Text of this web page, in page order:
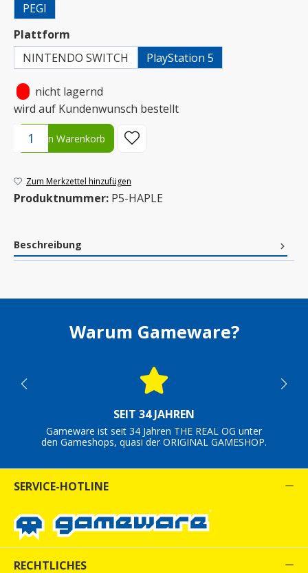
PEGI
Plattform
NINTENDO SWITCH
PlayStation 5
nicht lagernd
wird auf Kundenwunsch bestellt
Produkt Anzahl: Gib den gewünschten Wert ein oder benutze
In den Warenkorb
Zum Merkzettel hinzufügen
Produktnummer: P5-HAPLE
Beschreibung
Warum Gameware?
SEIT 34 JAHREN
Gameware ist seit 34 Jahren THE REAL OG unter
den Gameshops, quasi der ORIGINAL GAMESHOP.
SERVICE-HOTLINE
RECHTLICHES